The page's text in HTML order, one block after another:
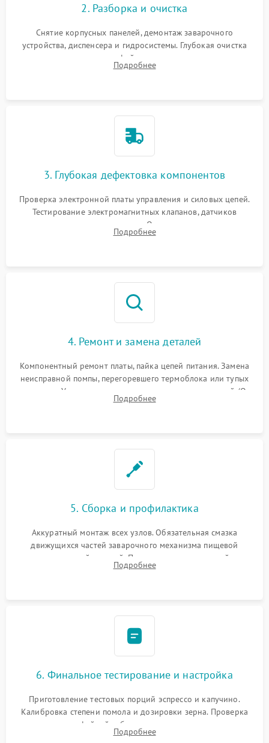
2. Разборка и очистка
Снятие корпусных панелей, демонтаж заварочного
устройства, диспенсера и гидросистемы. Глубокая очистка
внутренних узлов от кофейных масел, жмыха и накипи.
Промывка дренажных каналов и фильтров с использованием
Подробнее
3. Глубокая дефектовка компонентов
Проверка электронной платы управления и силовых цепей.
Тестирование электромагнитных клапанов, датчиков
температуры и расходомера. Оценка степени износа
жерновов кофемолки, уплотнительных колец гидросистемы
Подробнее
4. Ремонт и замена деталей
Компонентный ремонт платы, пайка цепей питания. Замена
неисправной помпы, перегоревшего термоблока или тупых
жерновов. Установка новых силиконовых уплотнителей (O-
ring) и тефлоновых трубок для надежного устранения
Подробнее
5. Сборка и профилактика
Аккуратный монтаж всех узлов. Обязательная смазка
движущихся частей заварочного механизма пищевой
силиконовой смазкой. Проведение программной
декальцинации и очистки системы от кофейных масел.
Подробнее
6. Финальное тестирование и настройка
Приготовление тестовых порций эспрессо и капучино.
Калибровка степени помола и дозировки зерна. Проверка
плотности кофейной таблетки, температуры напитка и
качества молочной пены. Контроль отсутствия посторонних
Подробнее